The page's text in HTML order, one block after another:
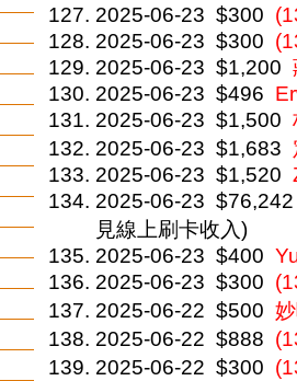
2025-06-23 $300
2025-06-23 $300
2025-06-23 $1,200
2025-06-23 $496
2025-06-23 $1,500
2025-06-23 $1,683
2025-06-23 $1,520
2025-06-23 $76,242
見線上刷卡收入)
2025-06-23 $400
2025-06-23 $300
2025-06-22 $500
2025-06-22 $888
2025-06-22 $300